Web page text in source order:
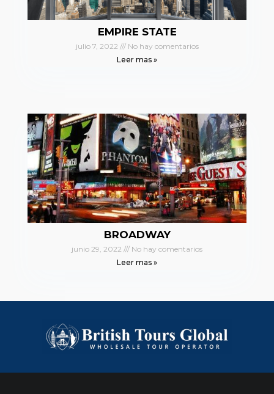
EMPIRE STATE
julio 7, 2022
No hay comentarios
Leer mas »
BROADWAY
junio 29, 2022
No hay comentarios
Leer mas »